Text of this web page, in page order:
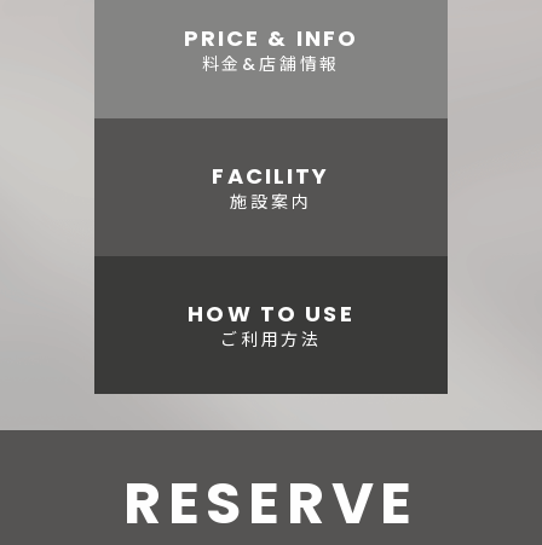
PRICE & INFO
料金&店舗情報
FACILITY
施設案内
HOW TO USE
ご利用方法
RESERVE